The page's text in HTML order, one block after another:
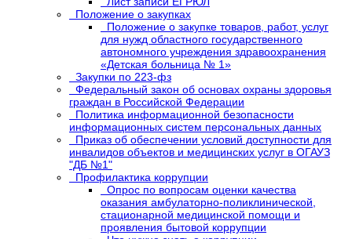
Положение о закупках
Положение о закупке товаров, работ, услуг
для нужд областного государственного
автономного учреждения здравоохранения
«Детская больница № 1»
Закупки по 223-фз
Федеральный закон об основах охраны здоровья
граждан в Российской Федерации
Политика информационной безопасности
информационных систем персональных данных
Приказ об обеспечении условий доступности для
инвалидов объектов и медицинских услуг в ОГАУЗ
"ДБ №1"
Профилактика коррупции
Опрос по вопросам оценки качества
оказания амбулаторно-поликлинической,
стационарной медицинской помощи и
проявления бытовой коррупции